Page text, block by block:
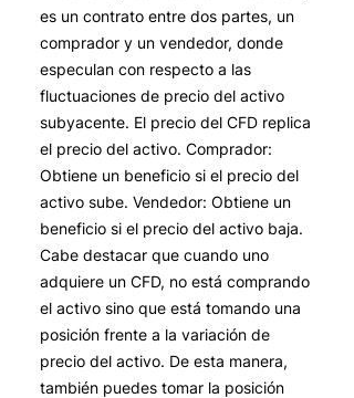
es un contrato entre dos partes, un
comprador y un vendedor, donde
especulan con respecto a las
fluctuaciones de precio del activo
subyacente. El precio del CFD replica
el precio del activo. Comprador:
Obtiene un beneficio si el precio del
activo sube. Vendedor: Obtiene un
beneficio si el precio del activo baja.
Cabe destacar que cuando uno
adquiere un CFD, no está comprando
el activo sino que está tomando una
posición frente a la variación de
precio del activo. De esta manera,
también puedes tomar la posición